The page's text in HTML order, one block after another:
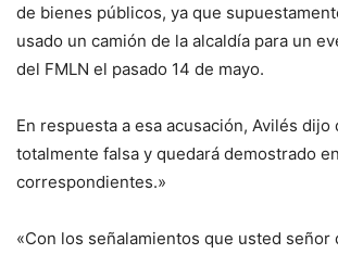
de bienes públicos, ya que
usado un camión de la alcaldía para un
del FMLN el pasado 14 de mayo.
En respuesta a esa acusación, Avilés dijo
totalmente falsa y quedará demostrado
correspondientes.»
«Con los señalamientos que usted señor